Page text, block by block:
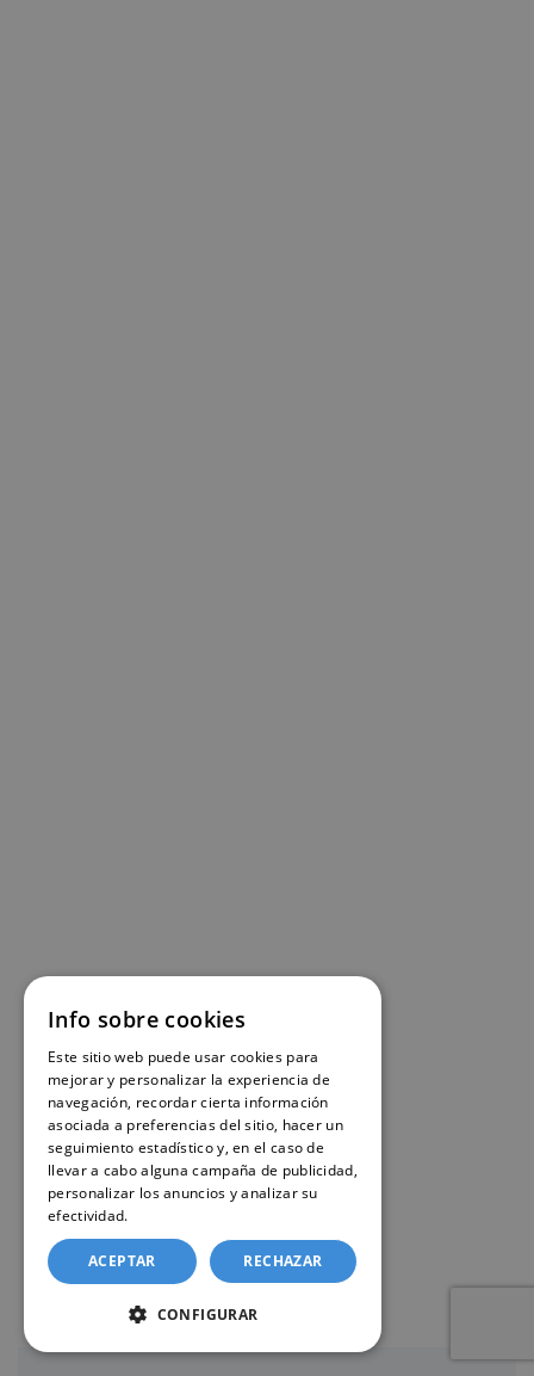
Info sobre cookies
Este sitio web puede usar cookies para
mejorar y personalizar la experiencia de
navegación, recordar cierta información
asociada a preferencias del sitio, hacer un
seguimiento estadístico y, en el caso de
llevar a cabo alguna campaña de publicidad,
personalizar los anuncios y analizar su
efectividad.
ACEPTAR RECHAZAR
CONFIGURAR